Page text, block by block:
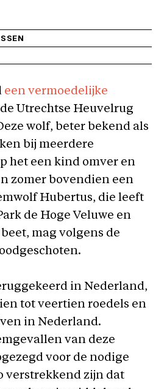
een vermoedelijke
Utrechtse Heuvelrug
wolf, beter bekend als
bij meerdere
het een kind omver en
zomer bovendien een
Hubertus, die leeft
de Hoge Veluwe en
mag volgens de
in Nederland,
tot veertien roedels en
in Nederland.
van deze
voor de nodige
verstrekkend zijn dat